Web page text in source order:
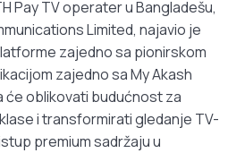
Pay TV operater u Bangladešu,
Limited, najavio je
zajedno sa pionirskom
zajedno sa My Akash
će oblikovati budućnost za
i transformirati gledanje TV-
premium sadržaju u